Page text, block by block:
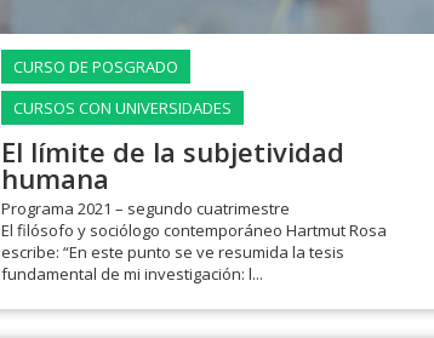
CURSO DE POSGRADO
CURSOS CON UNIVERSIDADES
El límite de la subjetividad
humana
Programa 2021 – segundo cuatrimestre
El filósofo y sociólogo contemporáneo Hartmut Rosa
escribe: “En este punto se ve resumida la tesis
fundamental de mi investigación: l...